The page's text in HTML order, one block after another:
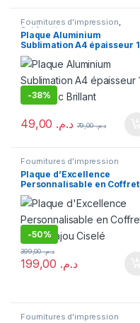
Fournitures d'impression,
Sublimation
Plaque Aluminium
Sublimation A4 épaisseur 1
mm Blanc Brillant
-38%
د.م. د.م.79,00
Fournitures d'impression
Plaque d’Excellence
Personnalisable en Coffret
Bois Acajou Ciselé
-50%
د.م.
د.م.399,00
Fournitures d'impression